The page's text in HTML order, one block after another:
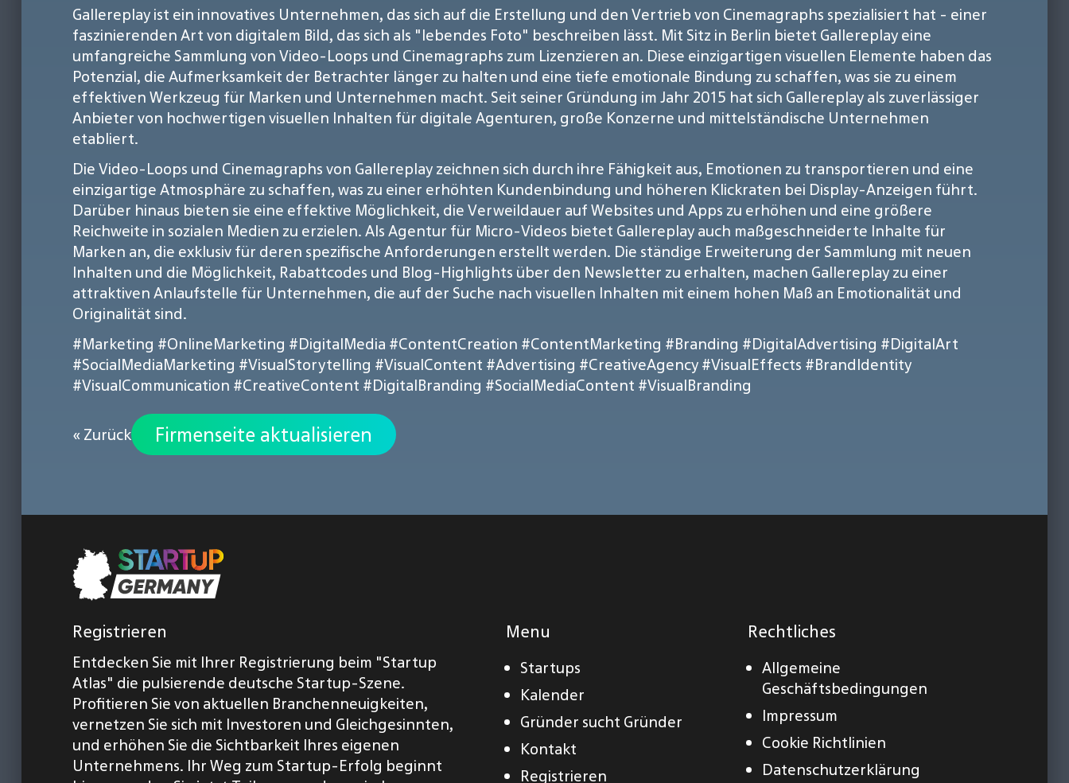
Gallereplay ist ein innovatives Unternehmen, das sich auf die Erstellung und den Vertrieb von Cinemagraphs spezialisiert hat - einer
faszinierenden Art von digitalem Bild, das sich als "lebendes Foto" beschreiben lässt. Mit Sitz in Berlin bietet Gallereplay eine
umfangreiche Sammlung von Video-Loops und Cinemagraphs zum Lizenzieren an. Diese einzigartigen visuellen Elemente haben das
Potenzial, die Aufmerksamkeit der Betrachter länger zu halten und eine tiefe emotionale Bindung zu schaffen, was sie zu einem
effektiven Werkzeug für Marken und Unternehmen macht. Seit seiner Gründung im Jahr 2015 hat sich Gallereplay als zuverlässiger
Anbieter von hochwertigen visuellen Inhalten für digitale Agenturen, große Konzerne und mittelständische Unternehmen
etabliert.
Die Video-Loops und Cinemagraphs von Gallereplay zeichnen sich durch ihre Fähigkeit aus, Emotionen zu transportieren und eine
einzigartige Atmosphäre zu schaffen, was zu einer erhöhten Kundenbindung und höheren Klickraten bei Display-Anzeigen führt.
Darüber hinaus bieten sie eine effektive Möglichkeit, die Verweildauer auf Websites und Apps zu erhöhen und eine größere
Reichweite in sozialen Medien zu erzielen. Als Agentur für Micro-Videos bietet Gallereplay auch maßgeschneiderte Inhalte für
Marken an, die exklusiv für deren spezifische Anforderungen erstellt werden. Die ständige Erweiterung der Sammlung mit neuen
Inhalten und die Möglichkeit, Rabattcodes und Blog-Highlights über den Newsletter zu erhalten, machen Gallereplay zu einer
attraktiven Anlaufstelle für Unternehmen, die auf der Suche nach visuellen Inhalten mit einem hohen Maß an Emotionalität und
Originalität sind.
#Marketing #OnlineMarketing #DigitalMedia #ContentCreation #ContentMarketing #Branding #DigitalAdvertising #DigitalArt
#SocialMediaMarketing #VisualStorytelling #VisualContent #Advertising #CreativeAgency#VisualEffects #BrandIdentity
#VisualCommunication #CreativeContent #DigitalBranding #SocialMediaContent #VisualBranding
« Zurück Firmenseite aktualisieren
Registrieren
Entdecken Sie mit Ihrer Registrierung beim "Startup
Atlas" die pulsierende deutsche Startup-Szene.
Profitieren Sie von aktuellen Branchenneuigkeiten,
vernetzen Sie sich mit Investoren und Gleichgesinnten,
und erhöhen Sie die Sichtbarkeit Ihres eigenen
Unternehmens. Ihr Weg zum Startup-Erfolg beginnt
Menu
Startups
Kalender
Gründer sucht Gründer
Kontakt
Registrieren
Rechtliches
Allgemeine
Geschäftsbedingungen
Impressum
Cookie Richtlinien
Datenschutzerklärung